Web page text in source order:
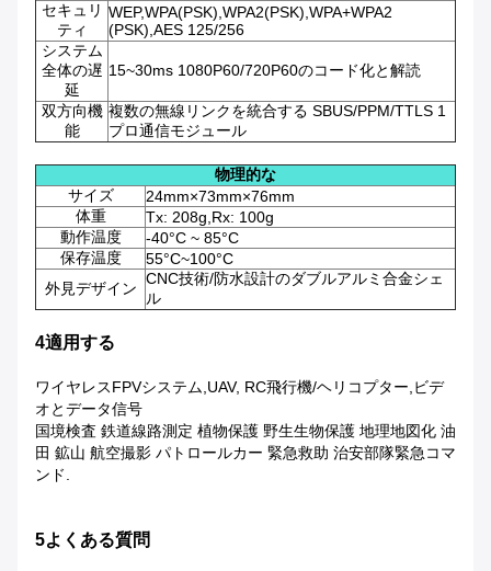
セキュリ
ティ
WEP,WPA(PSK),WPA2(PSK),WPA+WPA2
(PSK),AES 125/256
システム
全体の遅
延
15~30ms 1080P60/720P60のコード化と解読
双方向機
能
複数の無線リンクを統合する SBUS/PPM/TTLS 1
プロ通信モジュール
物理的な
サイズ
24mm×73mm×76mm
体重
Tx: 208g,Rx: 100g
動作温度
-40°C ~ 85°C
保存温度
55°C~100°C
外見デザイン
CNC技術/防水設計のダブルアルミ合金シェ
ル
4適用する
ワイヤレスFPVシステム,UAV, RC飛行機/ヘリコプター,ビデ
オとデータ信号
国境検査 鉄道線路測定 植物保護 野生生物保護 地理地図化 油
田 鉱山 航空撮影 パトロールカー 緊急救助 治安部隊緊急コマ
ンド.
5よくある質問